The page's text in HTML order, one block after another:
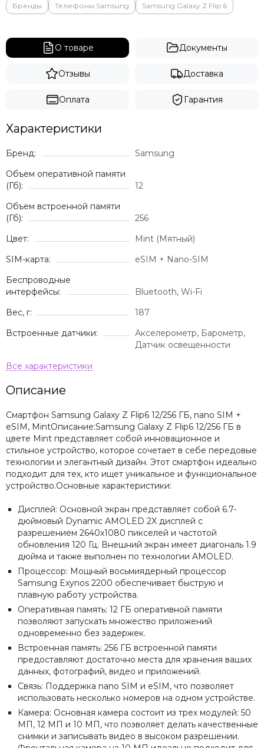
Бренды
Телефоны Samsung Samsung Galaxy Z Flip 6
О товаре Документы
Отзывы Доставка
Оплата Гарантия
Характеристики
Бренд:
Samsung
Объем оперативной памяти
(Гб):
12
Объем встроенной памяти
(Гб):
256
Цвет:
Mint (Мятный)
SIM-карта:
eSIM + Nano-SIM
Беспроводные
интерфейсы:
Bluetooth, Wi-Fi
Вес, г:
187
Встроенные датчики:
Акселерометр, Барометр,
Датчик освещенности
Описание
Смартфон Samsung Galaxy Z Flip6 12/256 ГБ, nano SIM +
eSIM, MintОписание:Samsung Galaxy Z Flip6 12/256 ГБ в
цвете Mint представляет собой инновационное и
стильное устройство, которое сочетает в себе передовые
технологии и элегантный дизайн. Этот смартфон идеально
подходит для тех, кто ищет уникальное и функциональное
устройство.Основные характеристики:
Дисплей: Основной экран представляет собой 6.7-
дюймовый Dynamic AMOLED 2X дисплей с
разрешением 2640x1080 пикселей и частотой
обновления 120 Гц. Внешний экран имеет диагональ 1.9
дюйма и также выполнен по технологии AMOLED.
Процессор: Мощный восьмиядерный процессор
Samsung Exynos 2200 обеспечивает быструю и
плавную работу устройства.
Оперативная память: 12 ГБ оперативной памяти
позволяют запускать множество приложений
одновременно без задержек.
Встроенная память: 256 ГБ встроенной памяти
предоставляют достаточно места для хранения ваших
данных, фотографий, видео и приложений.
Связь: Поддержка nano SIM и eSIM, что позволяет
использовать несколько номеров на одном устройстве.
Камера: Основная камера состоит из трех модулей: 50
МП, 12 МП и 10 МП, что позволяет делать качественные
снимки и записывать видео в высоком разрешении.